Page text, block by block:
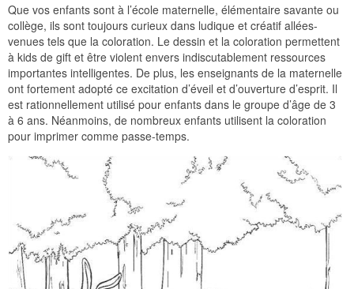
Que vos enfants sont à l’école maternelle, élémentaire savante ou
collège, ils sont toujours curieux dans ludique et créatif allées-
venues tels que la coloration. Le dessin et la coloration permettent
à kids de gift et être violent envers indiscutablement ressources
importantes intelligentes. De plus, les enseignants de la maternelle
ont fortement adopté ce excitation d’éveil et d’ouverture d’esprit. Il
est rationnellement utilisé pour enfants dans le groupe d’âge de 3
à 6 ans. Néanmoins, de nombreux enfants utilisent la coloration
pour imprimer comme passe-temps.